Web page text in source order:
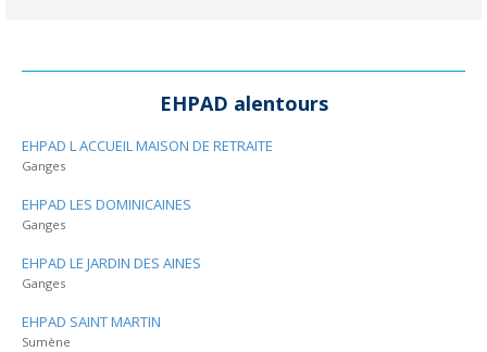
EHPAD alentours
EHPAD L ACCUEIL MAISON DE RETRAITE
Ganges
EHPAD LES DOMINICAINES
Ganges
EHPAD LE JARDIN DES AINES
Ganges
EHPAD SAINT MARTIN
Sumène